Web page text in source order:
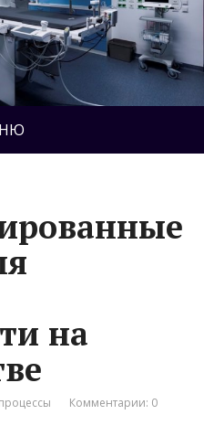
на
Комментарии: 0